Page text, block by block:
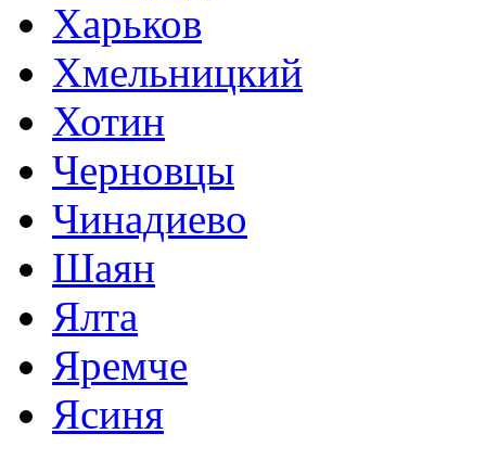
Харьков
Хмельницкий
Хотин
Черновцы
Чинадиево
Шаян
Ялта
Яремче
Ясиня